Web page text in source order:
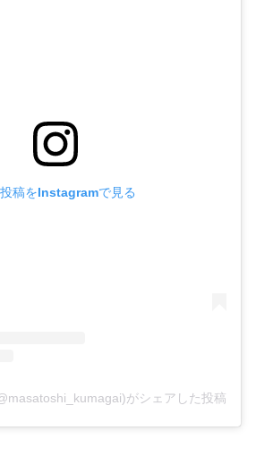
稿をInstagramで見る
がシェアした投稿